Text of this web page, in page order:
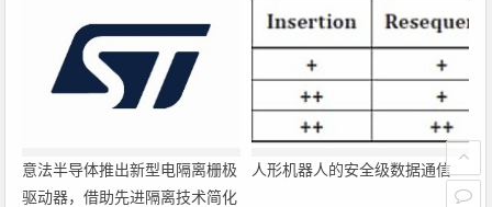
意法半导体推出新型电隔离栅极
驱动器，借助先进隔离技术简化
人形机器人的安全级数据通信